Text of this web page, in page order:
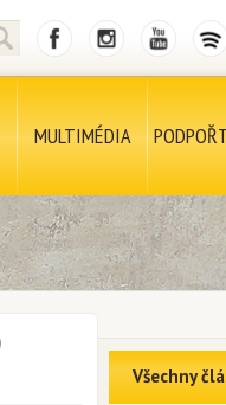
MULTIMÉDIA
Všechny